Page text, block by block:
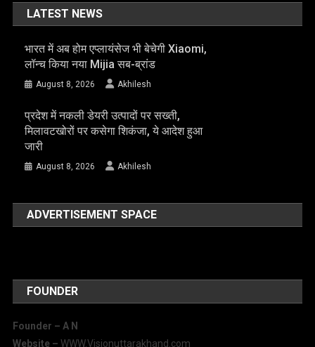
LATEST NEWS
भारत में अब होम एप्लायंसेज भी बेचेगी Xiaomi,
लॉन्च किया नया Mijia सब-ब्रांड
August 8, 2026 Akhilesh
प्रदेश में नकली डेयरी उत्पादों पर सख्ती,
मिलावटखोरों पर कसेगा शिकंजा, ये आदेश हुआ
जारी
August 8, 2026 Akhilesh
ADVERTISEMENT SPACE
FOUNDER
Founder – A N
Website –WWW.Visionuttarakhand.com